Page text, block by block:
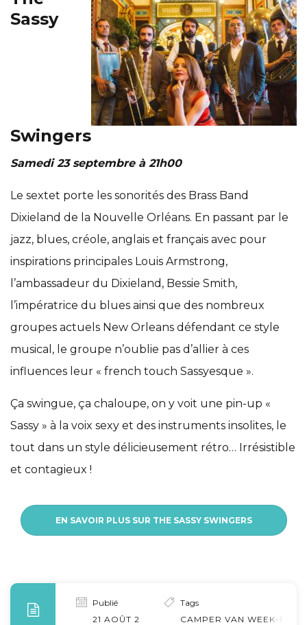
Sassy
Swingers
Samedi 23 septembre à 21h00
Le sextet porte les sonorités des Brass Band
Dixieland de la Nouvelle Orléans. En passant par le
jazz, blues, créole, anglais et français avec pour
inspirations principales Louis Armstrong,
l’ambassadeur du Dixieland, Bessie Smith,
l’impératrice du blues ainsi que des nombreux
groupes actuels New Orleans défendant ce style
musical, le groupe n’oublie pas d’allier à ces
influences leur « french touch Sassyesque ».
Ça swingue, ça chaloupe, on y voit une pin-up «
Sassy » à la voix sexy et des instruments insolites, le
tout dans un style délicieusement rétro… Irrésistible
et contagieux !
EN SAVOIR PLUS SUR THE SASSY SWINGERS
Publié
21 AOÛT 2023
Tags
CAMPER VAN WEEK-END